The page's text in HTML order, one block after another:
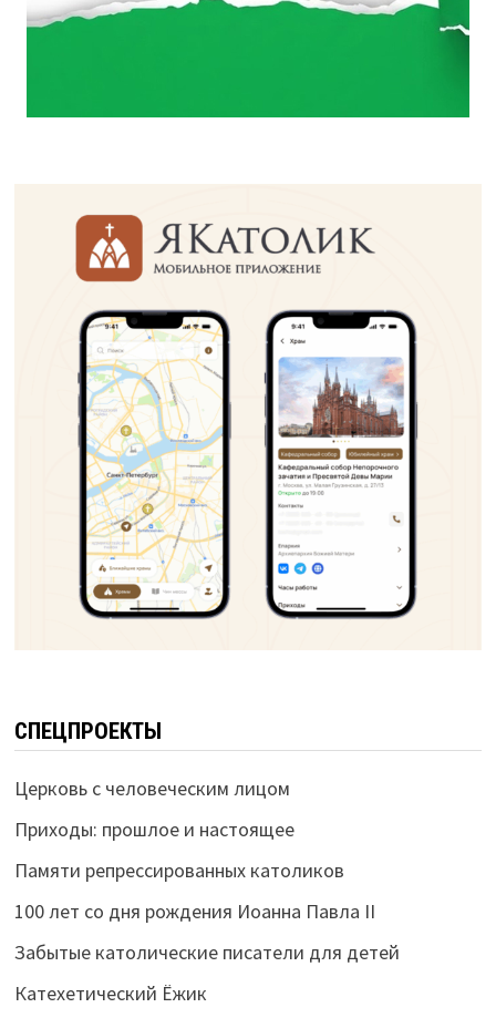
СПЕЦПРОЕКТЫ
Церковь с человеческим лицом
Приходы: прошлое и настоящее
Памяти репрессированных католиков
100 лет со дня рождения Иоанна Павла II
Забытые католические писатели для детей
Катехетический Ёжик